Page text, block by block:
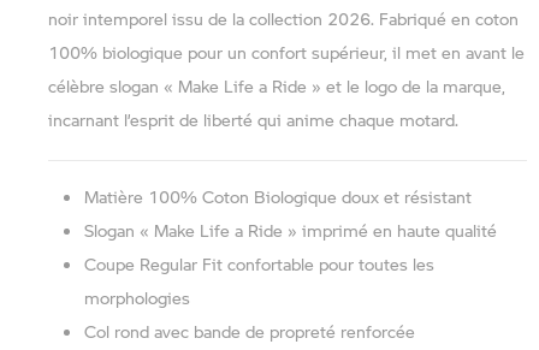
noir intemporel issu de la collection 2026. Fabriqué en coton
100% biologique pour un confort supérieur, il met en avant le
célèbre slogan « Make Life a Ride » et le logo de la marque,
incarnant l’esprit de liberté qui anime chaque motard.
Matière 100% Coton Biologique doux et résistant
Slogan « Make Life a Ride » imprimé en haute qualité
Coupe Regular Fit confortable pour toutes les
morphologies
Col rond avec bande de propreté renforcée